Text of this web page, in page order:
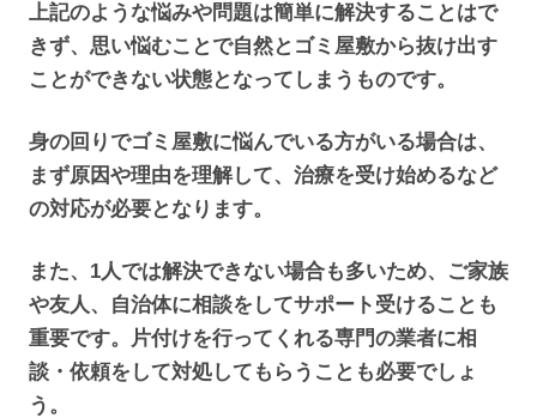
上記のような悩みや問題は簡単に解決することはで
きず、思い悩むことで自然とゴミ屋敷から抜け出す
ことができない状態となってしまうものです。
身の回りでゴミ屋敷に悩んでいる方がいる場合は、
まず原因や理由を理解して、治療を受け始めるなど
の対応が必要となります。
また、1人では解決できない場合も多いため、ご家族
や友人、自治体に相談をしてサポート受けることも
重要です。片付けを行ってくれる専門の業者に相
談・依頼をして対処してもらうことも必要でしょ
う。